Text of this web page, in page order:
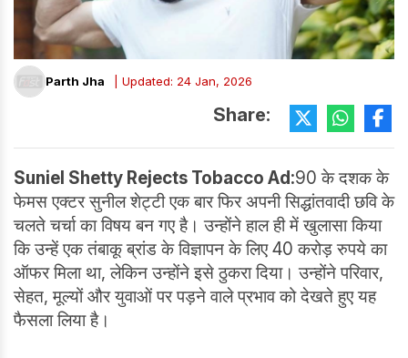
Parth Jha | Updated: 24 Jan, 2026
Share:
Suniel Shetty Rejects Tobacco Ad:90 के दशक के
फेमस एक्टर सुनील शेट्टी एक बार फिर अपनी सिद्धांतवादी छवि के
चलते चर्चा का विषय बन गए है। उन्होंने हाल ही में खुलासा किया
कि उन्हें एक तंबाकू ब्रांड के विज्ञापन के लिए 40 करोड़ रुपये का
ऑफर मिला था, लेकिन उन्होंने इसे ठुकरा दिया। उन्होंने परिवार,
सेहत, मूल्यों और युवाओं पर पड़ने वाले प्रभाव को देखते हुए यह
फैसला लिया है।